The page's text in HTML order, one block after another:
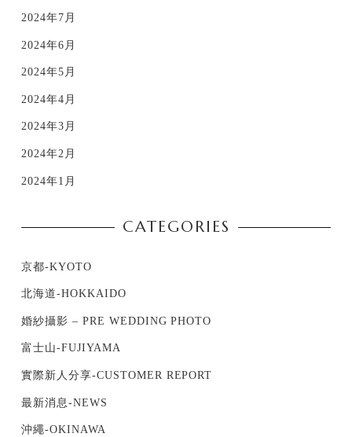
2024年7月
2024年6月
2024年5月
2024年4月
2024年3月
2024年2月
2024年1月
CATEGORIES
京都-KYOTO
北海道-HOKKAIDO
婚紗攝影 – PRE WEDDING PHOTO
富士山-FUJIYAMA
實際新人分享-CUSTOMER REPORT
最新消息-NEWS
沖繩-OKINAWA